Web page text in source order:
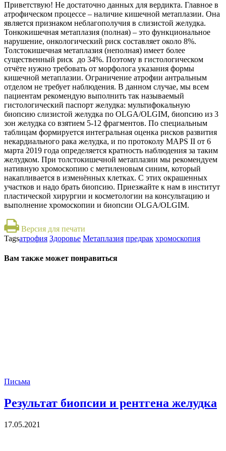
Приветствую! Не достаточно данных для вердикта. Главное в
атрофическом процессе – наличие кишечной метаплазии. Она
является признаком неблагополучия в слизистой желудка.
Тонкокишечная метаплазия (полная) – это функциональное
нарушение, онкологический риск составляет около 8%.
Толстокишечная метаплазия (неполная) имеет более
существенный риск до 34%. Поэтому в гистологическом
отчёте нужно требовать от морфолога указания формы
кишечной метаплазии. Ограничение атрофии антральным
отделом не требует наблюдения. В данном случае, мы всем
пациентам рекомендую выполнить так называемый
гистологический паспорт желудка: мультифокальную
биопсию слизистой желудка по OLGA/OLGIM, биопсию из 3
зон желудка со взятием 5-12 фрагментов. По специальным
таблицам формируется интегральная оценка рисков развития
некардиального рака желудка, и по протоколу MAPS II от 6
марта 2019 года определяется кратность наблюдения за таким
желудком. При толстокишечной метаплазии мы рекомендуем
нативную хромоскопию с метиленовым синим, который
накапливается в изменённых клетках. С этих окрашенных
участков и надо брать биопсию. Приезжайте к нам в институт
пластической хирургии и косметологии на консультацию и
выполнение хромоскопии и биопсии OLGA/OLGIM.
Версия для печати
Tagsатрофия Здоровье Метаплазия предрак хромоскопия
Вам также может понравиться
Письма
Результат биопсии и рентгена желудка
17.05.2021